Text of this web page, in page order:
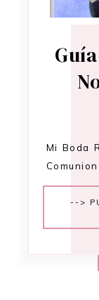
Mi Boda
Comunion
-->